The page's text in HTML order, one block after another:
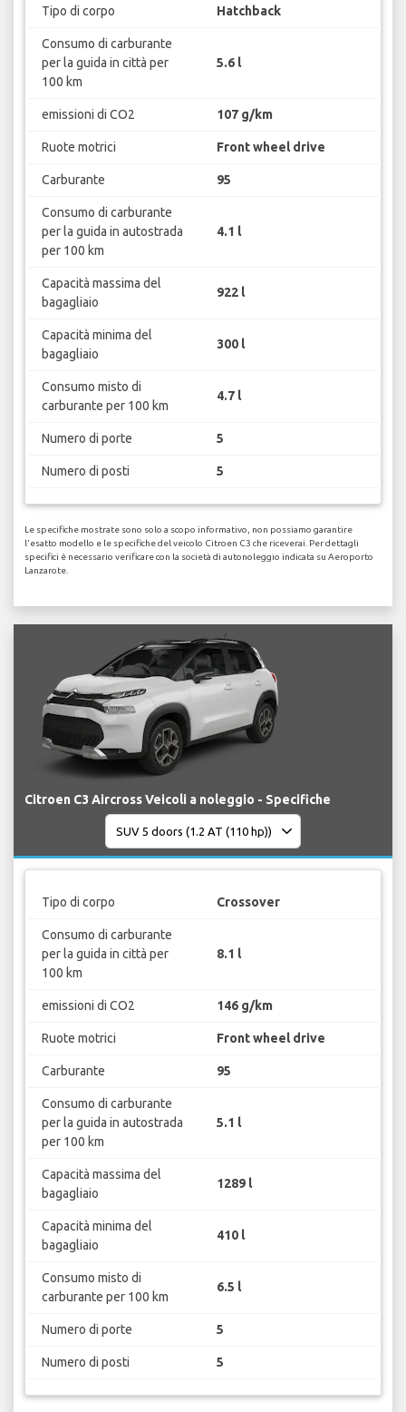
Tipo di corpo Hatchback
Consumo di carburante
per la guida in città per
100 km
5.6 l
emissioni di CO2 107 g/km
Ruote motrici Front wheel drive
Carburante 95
Consumo di carburante
per la guida in autostrada
per 100 km
4.1 l
Capacità massima del
bagagliaio
922 l
Capacità minima del
bagagliaio
300 l
Consumo misto di
carburante per 100 km
4.7 l
Numero di porte 5
Numero di posti 5
Le specifiche mostrate sono solo a scopo informativo, non possiamo garantire
l'esatto modello e le specifiche del veicolo Citroen C3 che riceverai. Per dettagli
specifici è necessario verificare con la società di autonoleggio indicata su Aeroporto
Lanzarote.
Citroen C3 Aircross Veicoli a noleggio - Specifiche
Tipo di corpo Crossover
Consumo di carburante
per la guida in città per
100 km
8.1 l
emissioni di CO2 146 g/km
Ruote motrici Front wheel drive
Carburante 95
Consumo di carburante
per la guida in autostrada
per 100 km
5.1 l
Capacità massima del
bagagliaio
1289 l
Capacità minima del
bagagliaio
410 l
Consumo misto di
carburante per 100 km
6.5 l
Numero di porte 5
Numero di posti 5